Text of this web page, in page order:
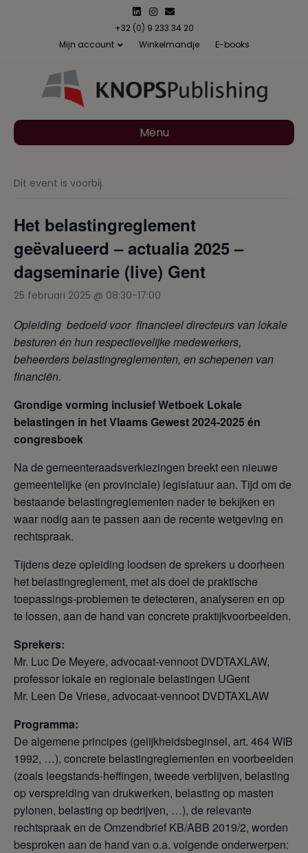
n
n
s
a
m
m
a
l
+32 (0) 9 233 34 20
Mijn account
Winkelmandje E-books
Menu
Dit event is voorbij.
Het belastingreglement
geëvalueerd – actualia 2025 –
dagseminarie (live) Gent
25 februari 2025 @ 08:30-17:00
Opleiding bedoeld voor financieel directeurs van lokale
besturen én hun respectievelijke medewerkers,
beheerders belastingreglementen, en schepenen van
financiën.
Grondige vorming inclusief Wetboek Lokale
belastingen in het Vlaams Gewest 2024-2025 én
congresboek
Na de gemeenteraadsverkiezingen breekt een nieuwe
gemeentelijke (en provinciale) legislatuur aan. Tijd om de
bestaande belastingreglementen nader te bekijken en
waar nodig aan te passen aan de recente wetgeving en
rechtspraak.
Tijdens deze opleiding loodsen de sprekers u doorheen
het belastingreglement, met als doel de praktische
toepassings-problemen te detecteren, analyseren en op
te lossen, aan de hand van concrete praktijkvoorbeelden.
Sprekers:
Mr. Luc De Meyere, advocaat-vennoot DVDTAXLAW,
professor lokale en regionale belastingen UGent
Mr. Leen De Vriese, advocaat-vennoot DVDTAXLAW
Programma:
De algemene principes (gelijkheidsbeginsel, art. 464 WIB
1992, …), concrete belastingreglementen en voorbeelden
(zoals leegstands-heffingen, tweede verblijven, belasting
op verspreiding van drukwerken, belasting op masten
pylonen, belasting op bedrijven, …), de relevante
rechtspraak en de Omzendbrief KB/ABB 2019/2, worden
besproken aan de hand van o.a. volgende onderwerpen: